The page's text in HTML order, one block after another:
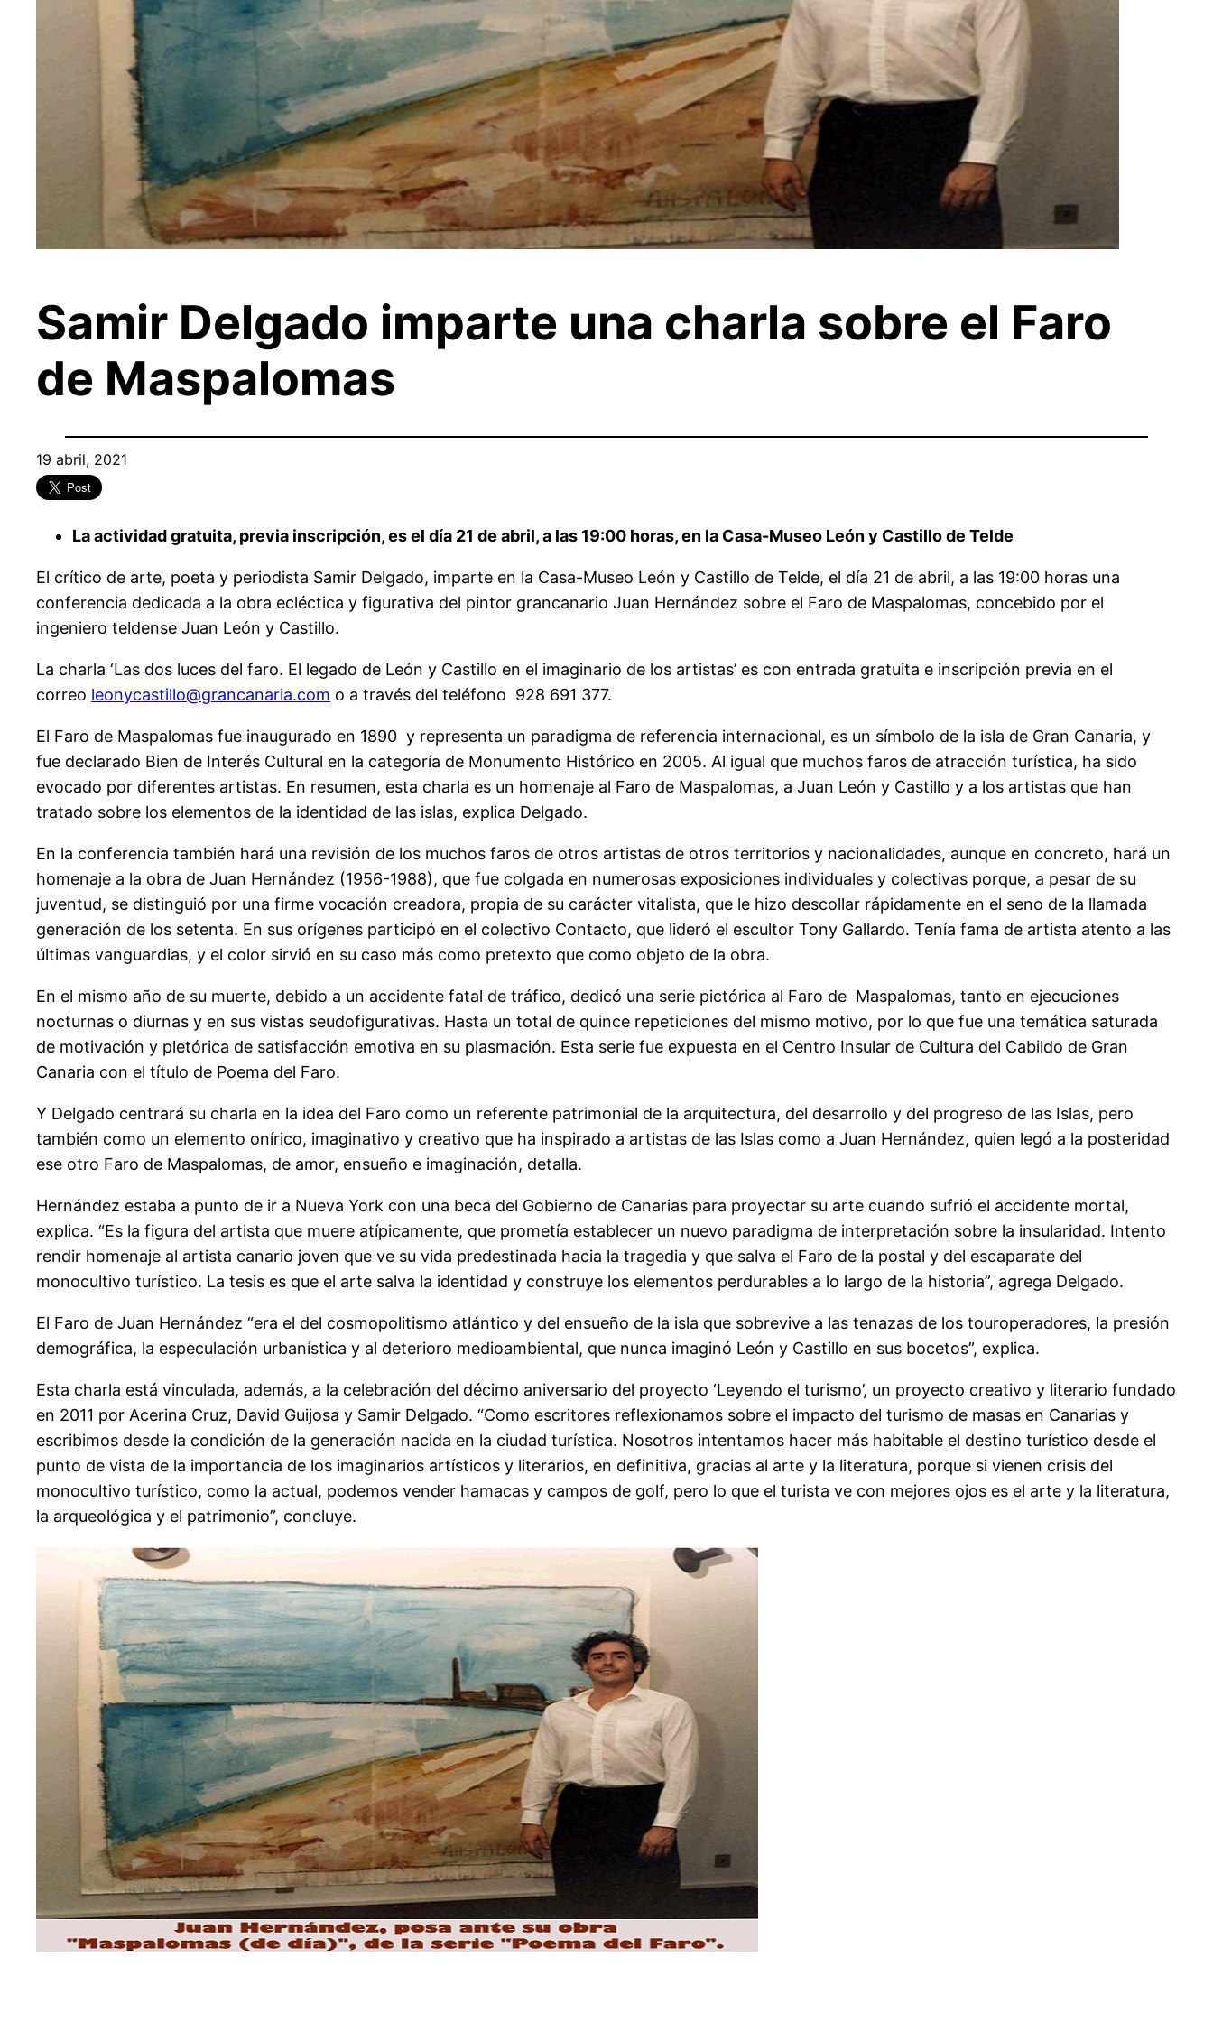
Samir Delgado imparte una charla sobre el Faro
de Maspalomas
19 abril, 2021
La actividad gratuita, previa inscripción, es el día 21 de abril, a las 19:00 horas, en la Casa-Museo León y Castillo de Telde
El crítico de arte, poeta y periodista Samir Delgado, imparte en la Casa-Museo León y Castillo de Telde, el día 21 de abril, a las 19:00 horas una
conferencia dedicada a la obra ecléctica y figurativa del pintor grancanario Juan Hernández sobre el Faro de Maspalomas, concebido por el
ingeniero teldense Juan León y Castillo.
La charla ‘Las dos luces del faro. El legado de León y Castillo en el imaginario de los artistas’ es con entrada gratuita e inscripción previa en el
correo leonycastillo@grancanaria.com o a través del teléfono 928 691 377.
El Faro de Maspalomas fue inaugurado en 1890 y representa un paradigma de referencia internacional, es un símbolo de la isla de Gran Canaria, y
fue declarado Bien de Interés Cultural en la categoría de Monumento Histórico en 2005. Al igual que muchos faros de atracción turística, ha sido
evocado por diferentes artistas. En resumen, esta charla es un homenaje al Faro de Maspalomas, a Juan León y Castillo y a los artistas que han
tratado sobre los elementos de la identidad de las islas, explica Delgado.
En la conferencia también hará una revisión de los muchos faros de otros artistas de otros territorios y nacionalidades, aunque en concreto, hará un
homenaje a la obra de Juan Hernández (1956-1988), que fue colgada en numerosas exposiciones individuales y colectivas porque, a pesar de su
juventud, se distinguió por una firme vocación creadora, propia de su carácter vitalista, que le hizo descollar rápidamente en el seno de la llamada
generación de los setenta. En sus orígenes participó en el colectivo Contacto, que lideró el escultor Tony Gallardo. Tenía fama de artista atento a las
últimas vanguardias, y el color sirvió en su caso más como pretexto que como objeto de la obra.
En el mismo año de su muerte, debido a un accidente fatal de tráfico, dedicó una serie pictórica al Faro de Maspalomas, tanto en ejecuciones
nocturnas o diurnas y en sus vistas seudofigurativas. Hasta un total de quince repeticiones del mismo motivo, por lo que fue una temática saturada
de motivación y pletórica de satisfacción emotiva en su plasmación. Esta serie fue expuesta en el Centro Insular de Cultura del Cabildo de Gran
Canaria con el título de Poema del Faro.
Y Delgado centrará su charla en la idea del Faro como un referente patrimonial de la arquitectura, del desarrollo y del progreso de las Islas, pero
también como un elemento onírico, imaginativo y creativo que ha inspirado a artistas de las Islas como a Juan Hernández, quien legó a la posteridad
ese otro Faro de Maspalomas, de amor, ensueño e imaginación, detalla.
Hernández estaba a punto de ir a Nueva York con una beca del Gobierno de Canarias para proyectar su arte cuando sufrió el accidente mortal,
explica. “Es la figura del artista que muere atípicamente, que prometía establecer un nuevo paradigma de interpretación sobre la insularidad. Intento
rendir homenaje al artista canario joven que ve su vida predestinada hacia la tragedia y que salva el Faro de la postal y del escaparate del
monocultivo turístico. La tesis es que el arte salva la identidad y construye los elementos perdurables a lo largo de la historia”, agrega Delgado.
El Faro de Juan Hernández “era el del cosmopolitismo atlántico y del ensueño de la isla que sobrevive a las tenazas de los touroperadores, la presión
demográfica, la especulación urbanística y al deterioro medioambiental, que nunca imaginó León y Castillo en sus bocetos”, explica.
Esta charla está vinculada, además, a la celebración del décimo aniversario del proyecto ‘Leyendo el turismo’, un proyecto creativo y literario fundado
en 2011 por Acerina Cruz, David Guijosa y Samir Delgado. “Como escritores reflexionamos sobre el impacto del turismo de masas en Canarias y
escribimos desde la condición de la generación nacida en la ciudad turística. Nosotros intentamos hacer más habitable el destino turístico desde el
punto de vista de la importancia de los imaginarios artísticos y literarios, en definitiva, gracias al arte y la literatura, porque si vienen crisis del
monocultivo turístico, como la actual, podemos vender hamacas y campos de golf, pero lo que el turista ve con mejores ojos es el arte y la literatura,
la arqueológica y el patrimonio”, concluye.